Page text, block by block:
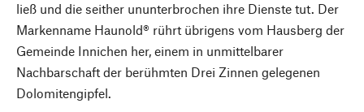
ließ und die seither ununterbrochen ihre Dienste tut. Der
Markenname Haunold® rührt übrigens vom Hausberg der
Gemeinde Innichen her, einem in unmittelbarer
Nachbarschaft der berühmten Drei Zinnen gelegenen
Dolomitengipfel.